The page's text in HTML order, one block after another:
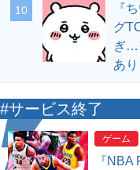
10
『
グ
ぎ…
あ
#サービス終了
ゲーム
『